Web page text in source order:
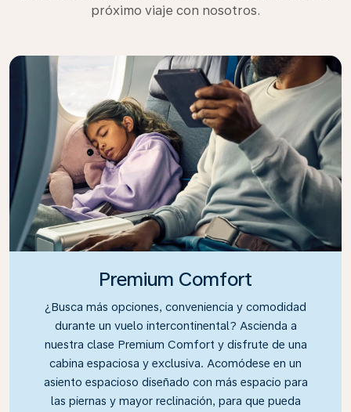
próximo viaje con nosotros.
Premium Comfort
¿Busca más opciones, conveniencia y comodidad
durante un vuelo intercontinental? Ascienda a
nuestra clase Premium Comfort y disfrute de una
cabina espaciosa y exclusiva. Acomódese en un
asiento espacioso diseñado con más espacio para
las piernas y mayor reclinación, para que pueda